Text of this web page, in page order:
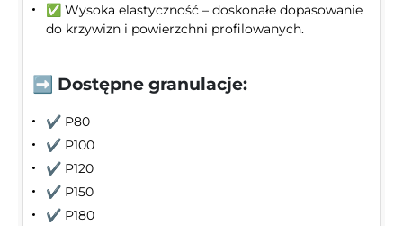
✅ Wysoka elastyczność – doskonałe dopasowanie
do krzywizn i powierzchni profilowanych.
➡️ Dostępne granulacje:
✔️ P80
✔️ P100
✔️ P120
✔️ P150
✔️ P180